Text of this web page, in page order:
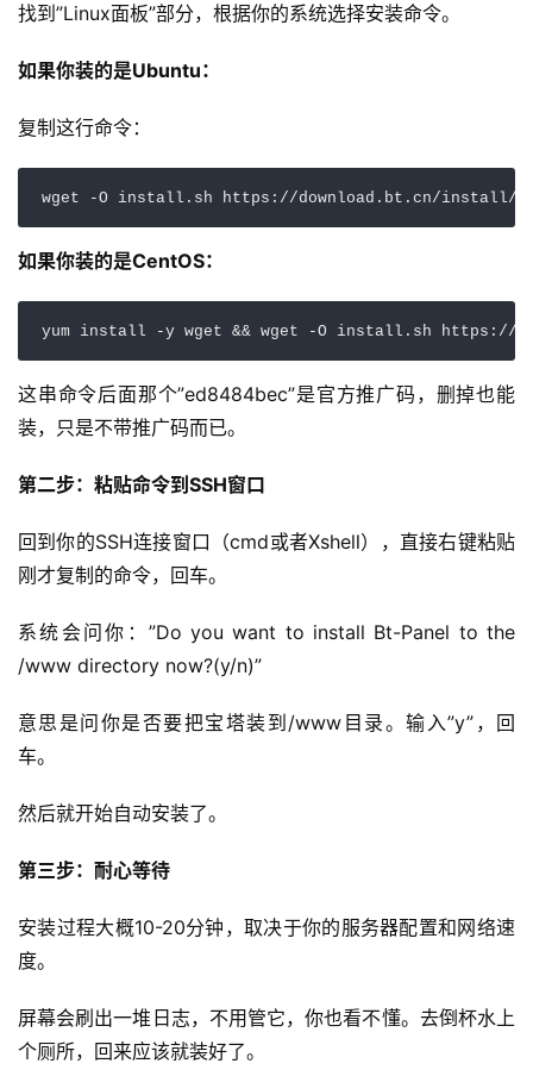
找到”Linux面板”部分，根据你的系统选择安装命令。
如果你装的是Ubuntu：
复制这行命令：
如果你装的是CentOS：
这串命令后面那个”ed8484bec”是官方推广码，删掉也能
装，只是不带推广码而已。
第二步：粘贴命令到SSH窗口
回到你的SSH连接窗口（cmd或者Xshell），直接右键粘贴
刚才复制的命令，回车。
系统会问你：”Do you want to install Bt-Panel to the
/www directory now?(y/n)”
意思是问你是否要把宝塔装到/www目录。输入”y”，回
车。
然后就开始自动安装了。
第三步：耐心等待
安装过程大概10-20分钟，取决于你的服务器配置和网络速
度。
屏幕会刷出一堆日志，不用管它，你也看不懂。去倒杯水上
个厕所，回来应该就装好了。